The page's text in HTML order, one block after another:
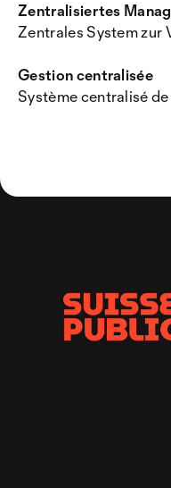
Zentralisiertes
Zentrales System zur
Gestion centralisée
Système centralisé